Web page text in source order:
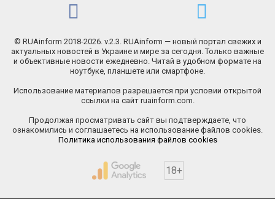
© RUAinform 2018-2026. v.2.3. RUAinform — новый портал свежих и
актуальных новостей в Украине и мире за сегодня. Только важные
и объективные новости ежедневно. Читай в удобном формате на
ноутбуке, планшете или смартфоне.
Использование материалов разрешается при условии открытой
ссылки на сайт ruainform.com.
Продолжая просматривать сайт вы подтверждаете, что
ознакомились и соглашаетесь на использование файлов cookies.
Политика использования файлов cookies
18+